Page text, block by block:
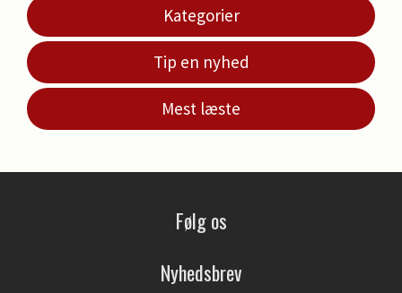
Kategorier
Tip en nyhed
Mest læste
Følg os
Nyhedsbrev